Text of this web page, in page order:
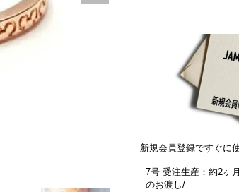
新規会員登録ですぐに
7号 受注生産：約2ヶ
のお渡し